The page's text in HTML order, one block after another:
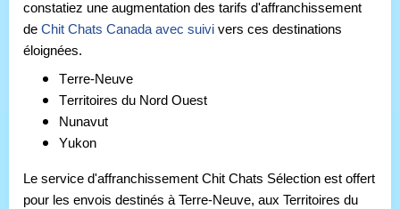
constatiez une augmentation des tarifs d'affranchissement
de Chit Chats Canada avec suivi vers ces destinations
éloignées.
Terre-Neuve
Territoires du Nord Ouest
Nunavut
Yukon
Le service d'affranchissement Chit Chats Sélection est offert
pour les envois destinés à Terre-Neuve, aux Territoires du